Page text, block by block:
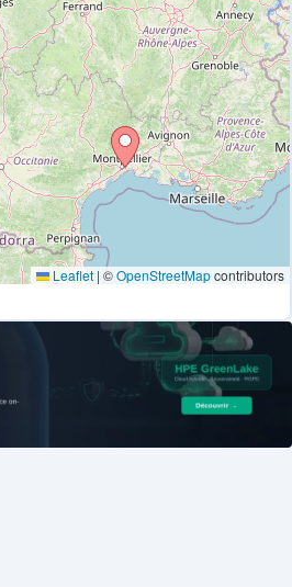
Leaflet | ©OpenStreetMapcontributors